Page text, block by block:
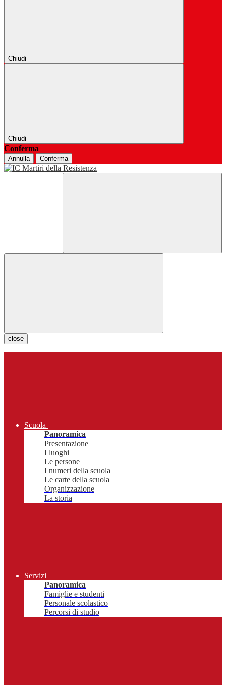
Chiudi
Chiudi
Conferma
Annulla Conferma
close
Scuola
Panoramica
Presentazione
I luoghi
Le persone
I numeri della scuola
Le carte della scuola
Organizzazione
La storia
Servizi
Panoramica
Famiglie e studenti
Personale scolastico
Percorsi di studio